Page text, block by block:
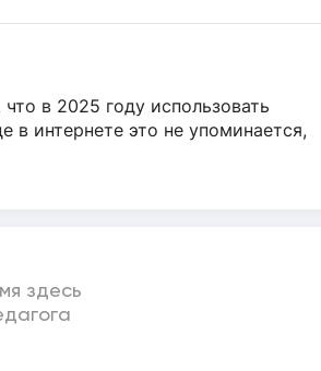
в 2025 году использовать
в интернете это не упоминается,
здесь